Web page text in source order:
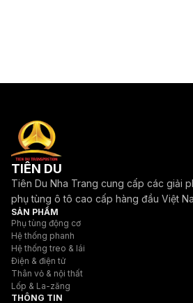
TIÊN DU
Tiên Du Nha Trang cung cấp các giải
phụ tùng ô tô cao cấp hàng đầu Việt
SẢN PHẨM
Phụ tùng động cơ
Hệ thống phanh
Hệ thống treo & lái
Điện & điện tử
Thân vỏ & nội thất
Lốp & La-zăng
THÔNG TIN